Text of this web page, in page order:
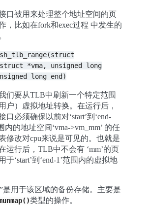
口被用来处理整个地址空间的页
，比如在fork和exec过程 中发生的
*vma, unsigned
long
long end)
们要从TLB中刷新一个特定范围
户）虚拟地址转换。在运行后，
口必须确保以前对‘start’到‘end-
内的地址空间‘vma->vm_mm’ 的任
修改对cpu来说是可见的。也就是
运行后，TLB中不会有 ‘mm’的页
于‘start’到‘end-1’范围内的虚拟地
是用于该区域的备份存储。主要是
类型的操作。